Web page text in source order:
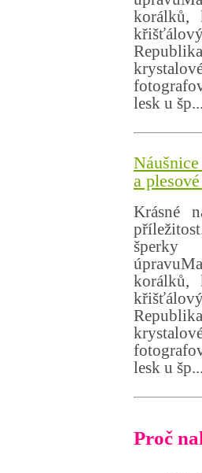
korálků,
lesk u
a
Krásné
šperky
korálků,
lesk u
Proč